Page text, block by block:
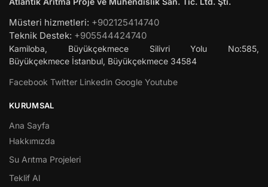
Müsteri hizmetleri: +902125414740
Teknik Destek: +905544424740
Kamiloba, Büyükçekmece Silivri Yolu No:585,
Büyükçekmece İstanbul, Büyükçekmece 34584
Facebook Twitter Linkedin Google Youtube
KURUMSAL
Ana Sayfa
Hakkımızda
Su Arıtma Projeleri
Teklif Al